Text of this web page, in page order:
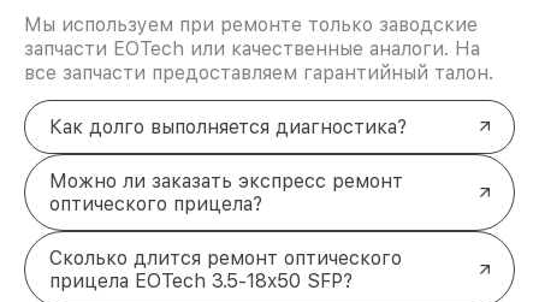
Мы используем при ремонте только заводские
запчасти EOTech или качественные аналоги. На
все запчасти предоставляем гарантийный талон.
Как долго выполняется диагностика?
Можно ли заказать экспресс ремонт
оптического прицела?
Сколько длится ремонт оптического
прицела EOTech 3.5-18x50 SFP?